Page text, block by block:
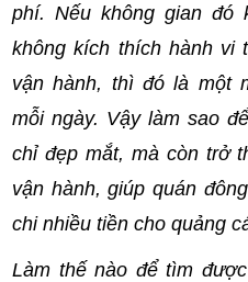
phí. Nếu không gian đó
không kích thích hành vi
vận hành, thì đó là một
mỗi ngày. Vậy làm sao
chỉ đẹp mắt, mà còn trở
vận hành, giúp quán
chi nhiều tiền cho quảng
Làm thế nào để tìm